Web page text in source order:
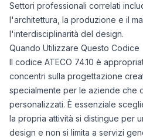
Settori professionali correlati
l'architettura, la produzione e il
l'interdisciplinarità del design.
Quando Utilizzare Questo Codice
Il codice ATECO 74.10 è
concentri sulla progettazione
specialmente per le aziende che
personalizzati. È essenziale
la propria attività si distingue per
design e non si limita a servizi